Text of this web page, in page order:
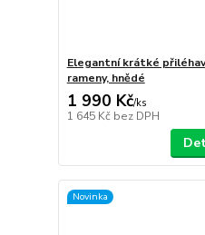
Elegantní krátké
rameny, hnědé
1 990 Kč/ks
1 645 Kč bez DPH
Novinka